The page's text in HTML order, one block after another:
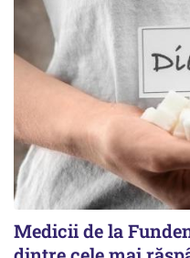
Medicii de la